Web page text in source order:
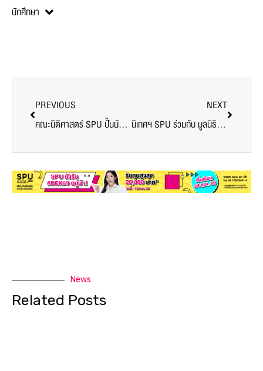
นักศึกษา
PREVIOUS
คณะนิติศาสตร์ SPU ปั้นนักศึกษา ผ่าน “Law Firm Simulation” จำลองสถานการณ์จริง ฝึกเข้มก่อนลงสนามวิชาชีพ
NEXT
นิเทศฯ SPU ร่วมกับ มูลนิธิหญิงชายก้าวไกล และ YSL Beauty จัดกิจกรรม “How to L.O.V.E” พร้อม “แพท วงเคลียร์”สร้างความตะหนักรู้ความรุนแรงในความสัมพันธ์
News
Related Posts